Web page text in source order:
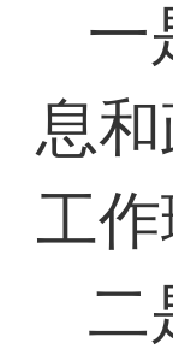
一
息
工
二